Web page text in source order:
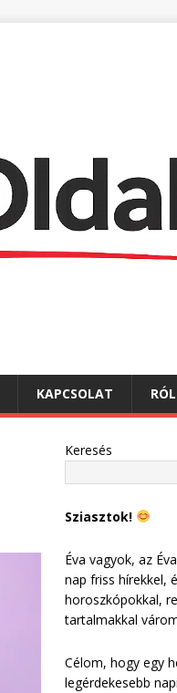
KAPCSOLAT
Keresés
Sziasztok!
Éva vagyok, az
nap friss hírekkel,
horoszkópokkal,
tartalmakkal
Célom, hogy egy
legérdekesebb